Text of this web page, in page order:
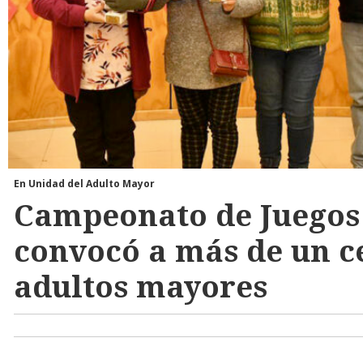
En Unidad del Adulto Mayor
Campeonato de
convocó a más de un
adultos mayores